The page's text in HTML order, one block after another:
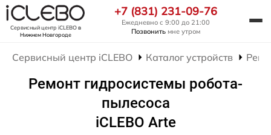
Сервисный центр iCLEBOв
Нижнем Новгороде
+7 (831) 231-09-76
Ежедневно с 9:00 до 21:00
Позвонить мне утром
Сервисный центр iCLEBO Каталог устройств
Ремонт гидросистемы робота-
пылесоса
iCLEBO Arte